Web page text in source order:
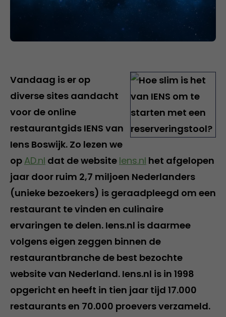
Vandaag is er op
diverse sites aandacht
voor de online
restaurantgids IENS van
Iens Boswijk. Zo lezen we
op AD.nl dat de website Iens.nl het afgelopen
jaar door ruim 2,7 miljoen Nederlanders
(unieke bezoekers) is geraadpleegd om een
restaurant te vinden en culinaire
ervaringen te delen. Iens.nl is daarmee
volgens eigen zeggen binnen de
restaurantbranche de best bezochte
website van Nederland. Iens.nl is in 1998
opgericht en heeft in tien jaar tijd 17.000
restaurants en 70.000 proevers verzameld.